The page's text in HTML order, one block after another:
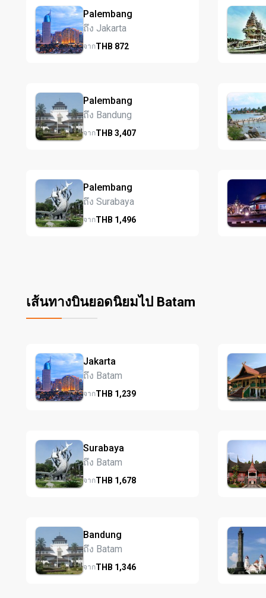
Palembang
ถึง Jakarta
จากTHB 872
Palembang
ถึง Bandung
จากTHB 3,407
Palembang
ถึง Surabaya
จากTHB 1,496
เส้นทางบินยอดนิยมไป Batam
Jakarta
ถึง Batam
จากTHB 1,239
Surabaya
ถึง Batam
จากTHB 1,678
Bandung
ถึง Batam
จากTHB 1,346